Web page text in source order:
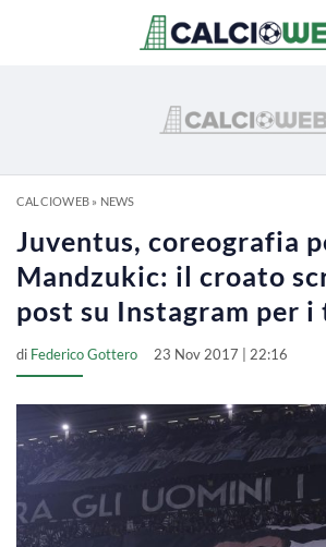
CALCIOWEB» NEWS
Juventus, coreografia
Mandzukic: il croato
post su Instagram per
di Federico Gottero 23 Nov 2017 | 22:16